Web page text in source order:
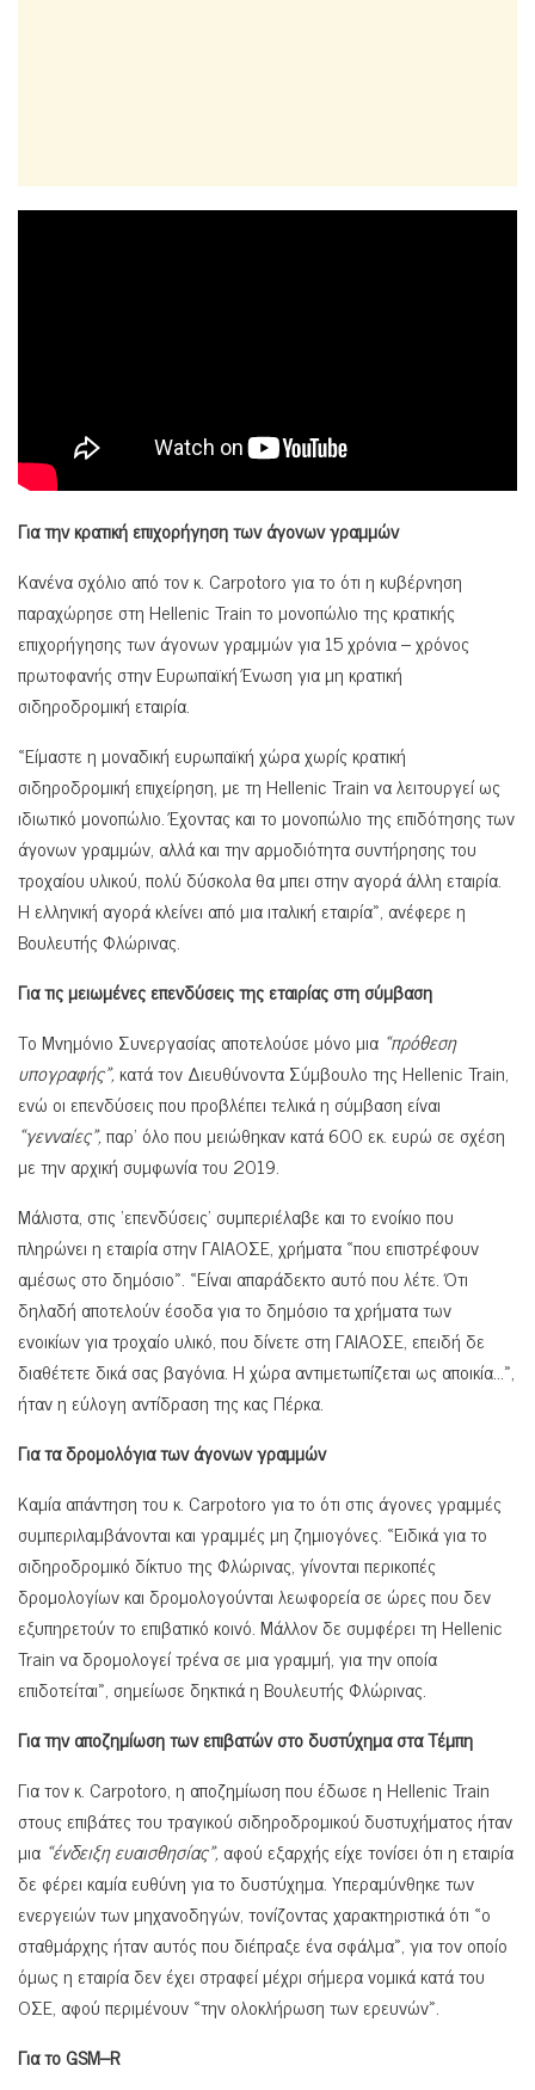
Για την κρατική επιχορήγηση των άγονων γραμμών
Κανένα σχόλιο από τον κ. Carpotoro για το ότι η κυβέρνηση
παραχώρησε στη Hellenic Train το μονοπώλιο της κρατικής
επιχορήγησης των άγονων γραμμών για 15 χρόνια – χρόνος
πρωτοφανής στην Ευρωπαϊκή Ένωση για μη κρατική
σιδηροδρομική εταιρία.
«Είμαστε η μοναδική ευρωπαϊκή χώρα χωρίς κρατική
σιδηροδρομική επιχείρηση, με τη Hellenic Train να λειτουργεί ως
ιδιωτικό μονοπώλιο. Έχοντας και το μονοπώλιο της επιδότησης των
άγονων γραμμών, αλλά και την αρμοδιότητα συντήρησης του
τροχαίου υλικού, πολύ δύσκολα θα μπει στην αγορά άλλη εταιρία.
Η ελληνική αγορά κλείνει από μια ιταλική εταιρία», ανέφερε η
Βουλευτής Φλώρινας.
Για τις μειωμένες επενδύσεις της εταιρίας στη σύμβαση
Το Μνημόνιο Συνεργασίας αποτελούσε μόνο μια «πρόθεση
υπογραφής», κατά τον Διευθύνοντα Σύμβουλο της Hellenic Train,
ενώ οι επενδύσεις που προβλέπει τελικά η σύμβαση είναι
«γενναίες»,παρ’ όλο που μειώθηκαν κατά 600 εκ. ευρώ σε σχέση
με την αρχική συμφωνία του 2019.
Μάλιστα, στις ‘επενδύσεις’ συμπεριέλαβε και το ενοίκιο που
πληρώνει η εταιρία στην ΓΑΙΑΟΣΕ, χρήματα «που επιστρέφουν
αμέσως στο δημόσιο». «Είναι απαράδεκτο αυτό που λέτε. Ότι
δηλαδή αποτελούν έσοδα για το δημόσιο τα χρήματα των
ενοικίων για τροχαίο υλικό, που δίνετε στη ΓΑΙΑΟΣΕ, επειδή δε
διαθέτετε δικά σας βαγόνια. Η χώρα αντιμετωπίζεται ως αποικία…»,
ήταν η εύλογη αντίδραση της κας Πέρκα.
Για τα δρομολόγια των άγονων γραμμών
Καμία απάντηση του κ. Carpotoro για το ότι στις άγονες γραμμές
συμπεριλαμβάνονται και γραμμές μη ζημιογόνες. «Ειδικά για το
σιδηροδρομικό δίκτυο της Φλώρινας, γίνονται περικοπές
δρομολογίων και δρομολογούνται λεωφορεία σε ώρες που δεν
εξυπηρετούν το επιβατικό κοινό. Μάλλον δε συμφέρει τη Hellenic
Train να δρομολογεί τρένα σε μια γραμμή, για την οποία
επιδοτείται», σημείωσε δηκτικά η Βουλευτής Φλώρινας.
Για την αποζημίωση των επιβατών στο δυστύχημα στα Τέμπη
Για τον κ. Carpotoro, η αποζημίωση που έδωσε η Hellenic Train
στους επιβάτες του τραγικού σιδηροδρομικού δυστυχήματος ήταν
μια «ένδειξη ευαισθησίας», αφού εξαρχής είχε τονίσει ότι η εταιρία
δε φέρει καμία ευθύνη για το δυστύχημα. Υπεραμύνθηκε των
ενεργειών των μηχανοδηγών, τονίζοντας χαρακτηριστικά ότι «ο
σταθμάρχης ήταν αυτός που διέπραξε ένα σφάλμα», για τον οποίο
όμως η εταιρία δεν έχει στραφεί μέχρι σήμερα νομικά κατά του
ΟΣΕ, αφού περιμένουν «την ολοκλήρωση των ερευνών».
Για τοGSM–R